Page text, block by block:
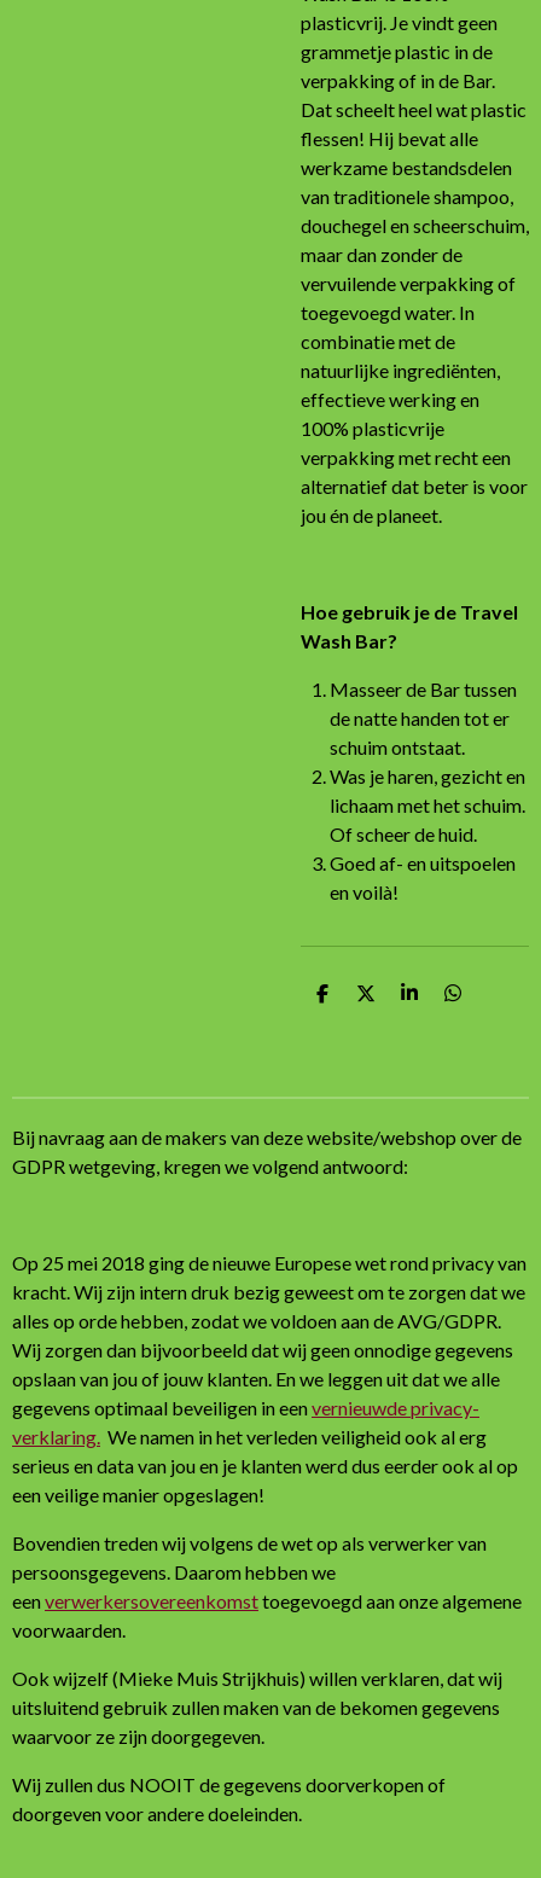
plasticvrij. Je vindt geen
grammetje plastic in de
verpakking of in de Bar.
Dat scheelt heel wat plastic
flessen! Hij bevat alle
werkzame bestandsdelen
van traditionele shampoo,
douchegel en scheerschuim,
maar dan zonder de
vervuilende verpakking of
toegevoegd water. In
combinatie met de
natuurlijke ingrediënten,
effectieve werking en
100% plasticvrije
verpakking met recht een
alternatief dat beter is voor
jou én de planeet.
Hoe gebruik je de Travel
Wash Bar?
Masseer de Bar tussen
de natte handen tot er
schuim ontstaat.
Was je haren, gezicht en
lichaam met het schuim.
Of scheer de huid.
Goed af- en uitspoelen
en voilà!
D
D
S
D
Bij navraag aan de makers van deze website/webshop over de
GDPR wetgeving, kregen we volgend antwoord:
Op 25 mei 2018 ging de nieuwe Europese wet rond privacy van
kracht. Wij zijn intern druk bezig geweest om te zorgen dat we
alles op orde hebben, zodat we voldoen aan de AVG/GDPR.
Wij zorgen dan bijvoorbeeld dat wij geen onnodige gegevens
opslaan van jou of jouw klanten. En we leggen uit dat we alle
gegevens optimaal beveiligen in eenvernieuwde privacy-
verklaring. We namen in het verleden veiligheid ook al erg
serieus en data van jou en je klanten werd dus eerder ook al op
een veilige manier opgeslagen!
Bovendien treden wij volgens de wet op als verwerker van
persoonsgegevens. Daarom hebben we
eenverwerkersovereenkomsttoegevoegd aan onze algemene
voorwaarden.
Ook wijzelf (Mieke Muis Strijkhuis) willen verklaren, dat wij
uitsluitend gebruik zullen maken van de bekomen gegevens
waarvoor ze zijn doorgegeven.
Wij zullen dus NOOIT de gegevens doorverkopen of
doorgeven voor andere doeleinden.